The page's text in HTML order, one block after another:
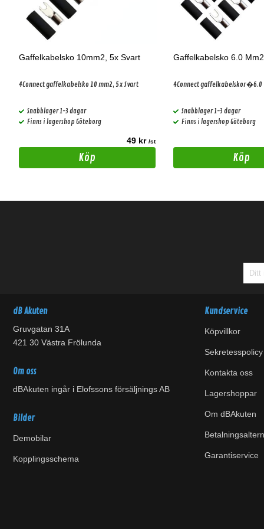
Gaffelkabelsko 10mm2, 5x Svart
4Connect gaffelkabelsko 10 mm2, 5x Svart
Snabblager 1-3 dagar
Finns i lagershop Göteborg
49 kr /st
Köp
Gaffelkabelsko 6.0
4Connect gaffelkabelskor�6.0
Snabblager 1-3 dagar
Finns i lagershop Göteborg
Köp
dB Akuten
Gruvgatan 31A
421 30 Västra Frölunda
Om oss
dBAkuten ingår i Elofssons försäljnings AB
Bilder
Demobilar
Kopplingsschema
Kundservice
Köpvillkor
Sekretesspolicy
Kontakta oss
Lagershoppar
Om dBAkuten
Garantiservice